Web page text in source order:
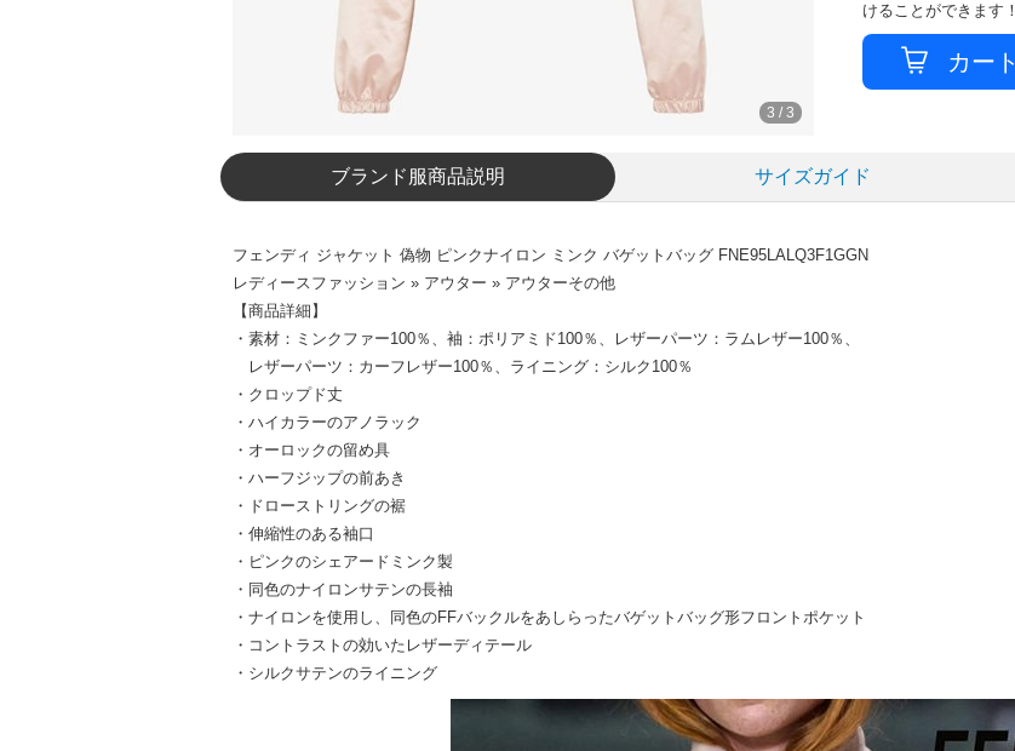
3 / 3
けることができます！
ブランド服商品説明 サイズガイド
フェンディ ジャケット 偽物 ピンクナイロン ミンク バゲットバッグ FNE95LALQ3F1GGN
レディースファッション » アウター » アウターその他
【商品詳細】
・素材：ミンクファー100％、袖：ポリアミド100％、レザーパーツ：ラムレザー100％、
レザーパーツ：カーフレザー100％、ライニング：シルク100％
・クロップド丈
・ハイカラーのアノラック
・オーロックの留め具
・ハーフジップの前あき
・ドローストリングの裾
・伸縮性のある袖口
・ピンクのシェアードミンク製
・同色のナイロンサテンの長袖
・ナイロンを使用し、同色のFFバックルをあしらったバゲットバッグ形フロントポケット
・コントラストの効いたレザーディテール
・シルクサテンのライニング